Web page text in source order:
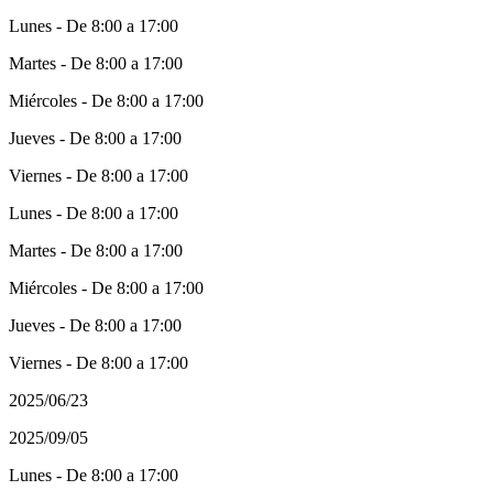
Lunes - De 8:00 a 17:00
Martes - De 8:00 a 17:00
Miércoles - De 8:00 a 17:00
Jueves - De 8:00 a 17:00
Viernes - De 8:00 a 17:00
Lunes - De 8:00 a 17:00
Martes - De 8:00 a 17:00
Miércoles - De 8:00 a 17:00
Jueves - De 8:00 a 17:00
Viernes - De 8:00 a 17:00
2025/06/23
2025/09/05
Lunes - De 8:00 a 17:00